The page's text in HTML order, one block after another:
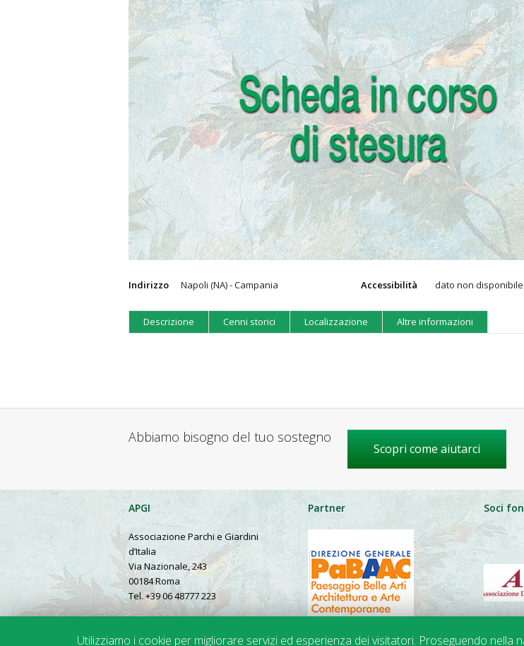
Indirizzo Napoli (NA) - Campania Accessibilità dato non disponibile
Descrizione Cenni storici Localizzazione Altre informazioni
Abbiamo bisogno del tuo sostegno
Scopri come aiutarci
APGI
Associazione Parchi e Giardini
d’Italia
Via Nazionale, 243
00184 Roma
Tel. +39 06 48777 223
Partner Soci
Utilizziamo i cookie per migliorare servizi ed esperienza dei visitatori. Proseguendo nella